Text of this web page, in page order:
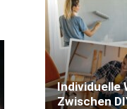
Individuelle
Zwischen